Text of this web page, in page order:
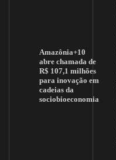
Amazônia+10
abre chamada de
R$ 107,1 milhões
para inovação em
cadeias da
sociobioeconomia